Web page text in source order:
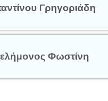
Γρηγοριάδη
Φωστίνη